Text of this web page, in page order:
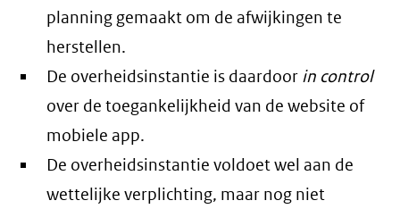
planning gemaakt om de afwijkingen te
herstellen.
De overheidsinstantie is daardoor in control
over de toegankelijkheid van de website of
mobiele app.
De overheidsinstantie voldoet wel aan de
wettelijke verplichting, maar nog niet